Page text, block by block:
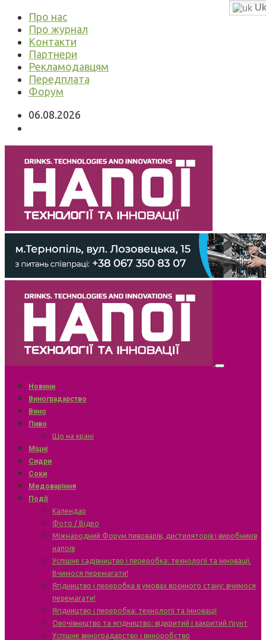
Про нас
Про журнал
Контакти
Партнери
Рекламодавцям
Передплата
Форум
06.08.2026
Новини
Виноградарство
Вино
Пиво
Що на крані
Міцні
Сидри
Соки
Медоваріння
Події
Календар
Фото / Відео
Міжнародний Форум пивоварів, дистиляторів і виробників
напоїв
Успішне садівництво і переробка: технології та інновації.
Вчимося перемагати!
Ягідництво і переробка в умовах воєнного стану: вчимося
перемагати!
Ягідництво і переробка: технології та інновації
Овочівництво та ягідництво: відкритий і закритий ґрунт
Успішне виноградарство і виноробство